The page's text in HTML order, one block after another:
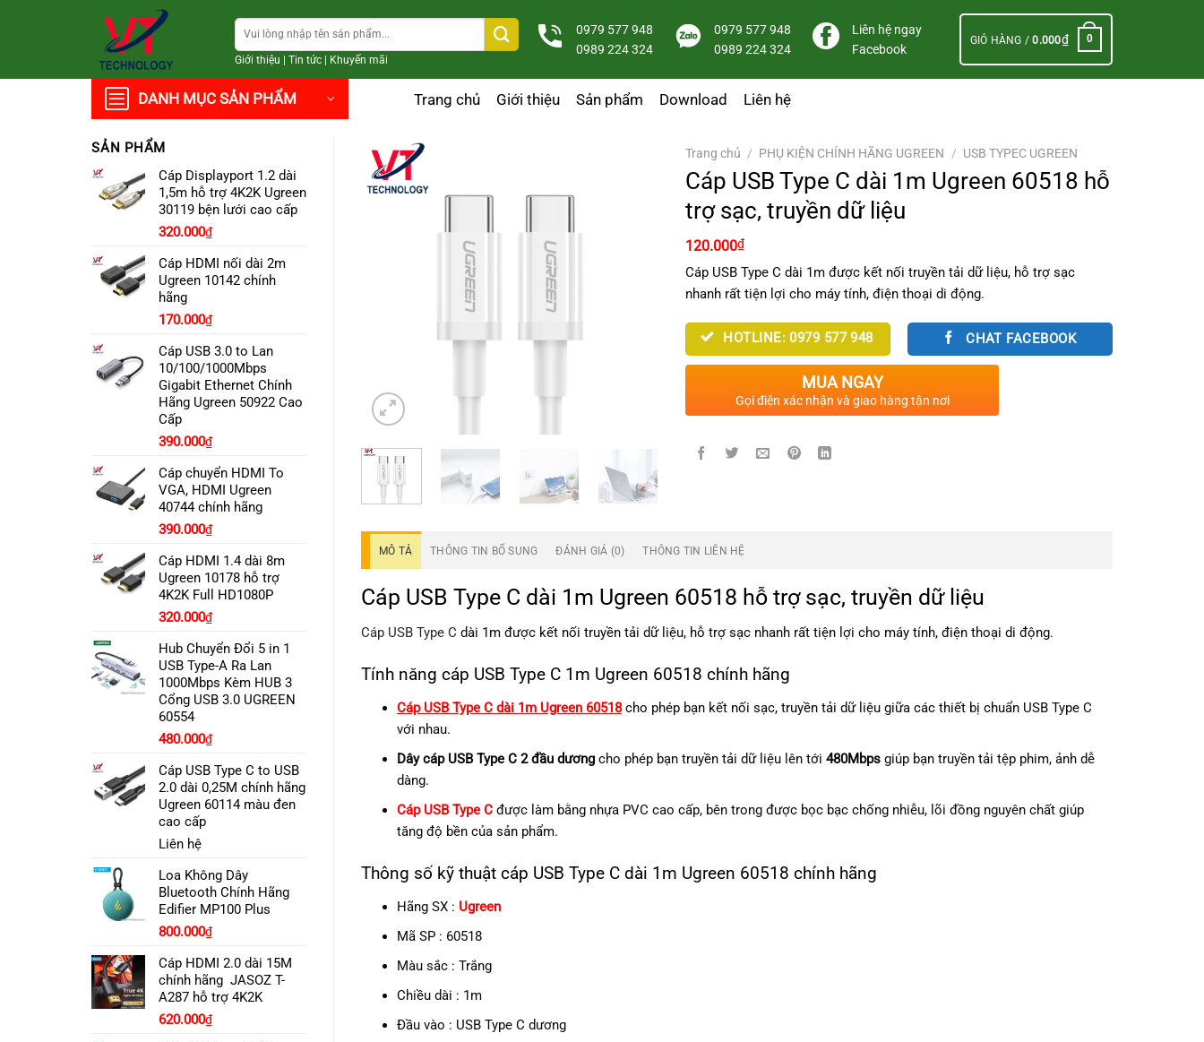
Tìm
kiếm:
Giới thiệu Tin tức| Khuyến mãi
0979 577 948
0989 224 324
0979 577 948
0989 224 324
Liên hệ ngay
Facebook
GIỎ HÀNG /0.000₫ 0
DANH MỤC SẢN PHẨM Trang chủ Giới thiệu Sản phẩm Download Liên hệ
SẢN PHẨM
Cáp Displayport 1.2 dài
1,5m hỗ trợ 4K2K Ugreen
30119 bện lưới cao cấp
320.000₫
Cáp HDMI nối dài 2m
Ugreen 10142 chính
hãng
170.000₫
Cáp USB 3.0 to Lan
10/100/1000Mbps
Gigabit Ethernet Chính
Hãng Ugreen 50922 Cao
Cấp
390.000₫
Cáp chuyển HDMI To
VGA, HDMI Ugreen
40744 chính hãng
390.000₫
Cáp HDMI 1.4 dài 8m
Ugreen 10178 hỗ trợ
4K2K Full HD1080P
320.000₫
Hub Chuyển Đổi 5 in 1
USB Type-A Ra Lan
1000Mbps Kèm HUB 3
Cổng USB 3.0 UGREEN
60554
Giá
là:
550.000₫.
480.000₫Giá
tại
là:
480.000₫.
Cáp USB Type C to USB
2.0 dài 0,25M chính hãng
Ugreen 60114 màu đen
cao cấp
Liên hệ
Loa Không Dây
Bluetooth Chính Hãng
Edifier MP100 Plus
Giá
là:
1.080.000₫.
800.000₫Giá
tại
là:
800.000₫.
Cáp HDMI 2.0 dài 15M
chính hãng JASOZ T-
A287 hỗ trợ 4K2K
Giá
620.000₫Giá
Trang chủ / PHỤ KIỆN CHÍNH HÃNG UGREEN / USB TYPEC UGREEN
Cáp USB Type C dài 1m Ugreen 60518 hỗ
trợ sạc, truyền dữ liệu
120.000₫
Cáp USB Type C dài 1m được kết nối truyền tải dữ liệu, hỗ trợ sạc
nhanh rất tiện lợi cho máy tính, điện thoại di động.
HOTLINE: 0979 577 948 CHAT FACEBOOK
MUA NGAY
Gọi điện xác nhận và giao hàng tận nơi
MÔ TẢ THÔNG TIN BỔ SUNG ĐÁNH GIÁ (0) THÔNG TIN LIÊN HỆ
Cáp USB Type C dài 1m Ugreen 60518 hỗ trợ sạc, truyền dữ liệu
Cáp USB Type C dài 1m được kết nối truyền tải dữ liệu, hỗ trợ sạc nhanh rất tiện lợi cho máy tính, điện thoại di động.
Tính năng cáp USB Type C 1m Ugreen 60518 chính hãng
Cáp USB Type C dài 1m Ugreen 60518 cho phép bạn kết nối sạc, truyền tải dữ liệu giữa các thiết bị chuẩn USB Type C
với nhau.
Dây cáp USB Type C 2 đầu dươngcho phép bạn truyền tải dữ liệu lên tới 480Mbpsgiúp bạn truyền tải tệp phim, ảnh dễ
dàng.
Cáp USB Type Cđược làm bằng nhựa PVC cao cấp, bên trong được bọc bạc chống nhiễu, lõi đồng nguyên chất giúp
tăng độ bền của sản phẩm.
Thông số kỹ thuật cáp USB Type C dài 1m Ugreen 60518 chính hãng
Hãng SX : Ugreen
Mã SP : 60518
Màu sắc : Trắng
Chiều dài : 1m
Đầu vào : USB Type C dương